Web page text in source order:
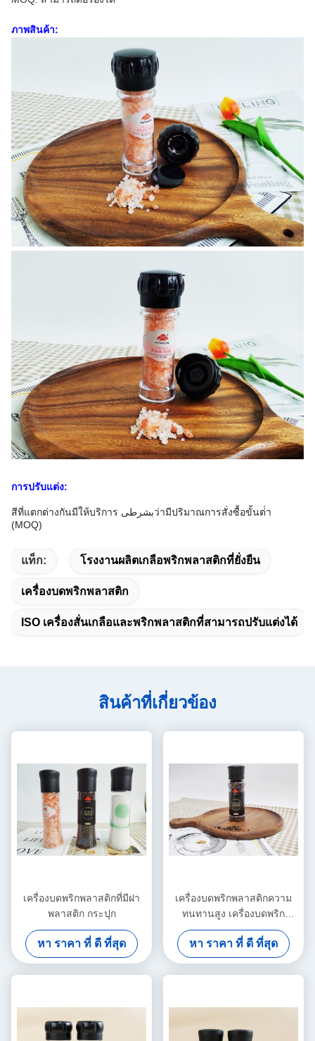
ภาพสินค้า:
การปรับแต่ง:
สีที่แตกต่างกันมีให้บริการ بشرطیว่ามีปริมาณการสั่งซื้อขั้นต่ํา
(MOQ)
แท็ก: โรงงานผลิตเกลือพริกพลาสติกที่ยั่งยืน
เครื่องบดพริกพลาสติก
ISO เครื่องสั่นเกลือและพริกพลาสติกที่สามารถปรับแต่งได้
สินค้าที่เกี่ยวข้อง
เครื่องบดพริกพลาสติกที่มีฝา
พลาสติก กระปุก
หา ราคา ที่ ดี ที่สุด
เครื่องบดพริกพลาสติกความ
ทนทานสูง เครื่องบดพริก
พลาสติกที่ใช้ง่าย
หา ราคา ที่ ดี ที่สุด